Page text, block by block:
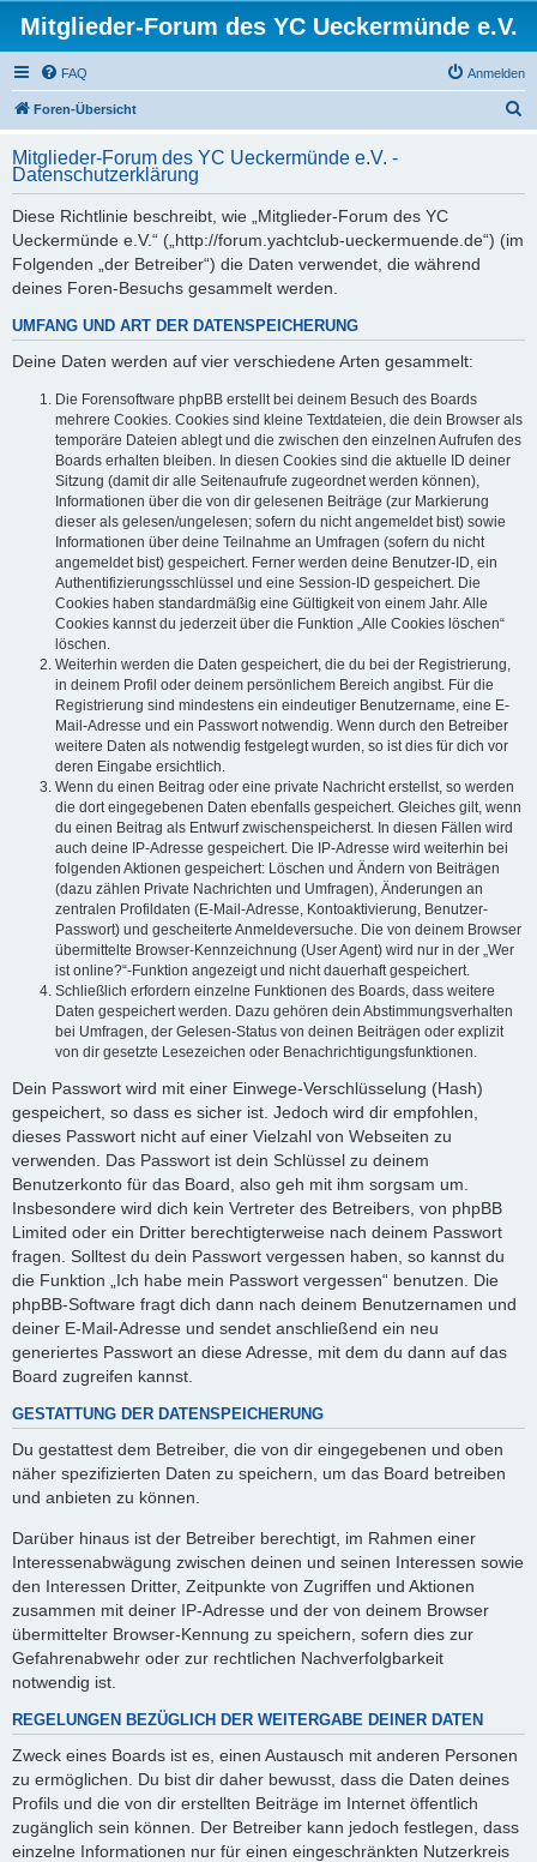
Mitglieder-Forum des YC Ueckermünde e.V.
FAQ Anmelden
Foren-Übersicht
h
Mitglieder-Forum des YC Ueckermünde e.V. -
Datenschutzerklärung
Diese Richtlinie beschreibt, wie „Mitglieder-Forum des YC
Ueckermünde e.V.“ („http://forum.yachtclub-ueckermuende.de“) (im
Folgenden „der Betreiber“) die Daten verwendet, die während
deines Foren-Besuchs gesammelt werden.
UMFANG UND ART DER DATENSPEICHERUNG
Deine Daten werden auf vier verschiedene Arten gesammelt:
Die Forensoftware phpBB erstellt bei deinem Besuch des Boards
mehrere Cookies. Cookies sind kleine Textdateien, die dein Browser als
temporäre Dateien ablegt und die zwischen den einzelnen Aufrufen des
Boards erhalten bleiben. In diesen Cookies sind die aktuelle ID deiner
Sitzung (damit dir alle Seitenaufrufe zugeordnet werden können),
Informationen über die von dir gelesenen Beiträge (zur Markierung
dieser als gelesen/ungelesen; sofern du nicht angemeldet bist) sowie
Informationen über deine Teilnahme an Umfragen (sofern du nicht
angemeldet bist) gespeichert. Ferner werden deine Benutzer-ID, ein
Authentifizierungsschlüssel und eine Session-ID gespeichert. Die
Cookies haben standardmäßig eine Gültigkeit von einem Jahr. Alle
Cookies kannst du jederzeit über die Funktion „Alle Cookies löschen“
löschen.
Weiterhin werden die Daten gespeichert, die du bei der Registrierung,
in deinem Profil oder deinem persönlichem Bereich angibst. Für die
Registrierung sind mindestens ein eindeutiger Benutzername, eine E-
Mail-Adresse und ein Passwort notwendig. Wenn durch den Betreiber
weitere Daten als notwendig festgelegt wurden, so ist dies für dich vor
deren Eingabe ersichtlich.
Wenn du einen Beitrag oder eine private Nachricht erstellst, so werden
die dort eingegebenen Daten ebenfalls gespeichert. Gleiches gilt, wenn
du einen Beitrag als Entwurf zwischenspeicherst. In diesen Fällen wird
auch deine IP-Adresse gespeichert. Die IP-Adresse wird weiterhin bei
folgenden Aktionen gespeichert: Löschen und Ändern von Beiträgen
(dazu zählen Private Nachrichten und Umfragen), Änderungen an
zentralen Profildaten (E-Mail-Adresse, Kontoaktivierung, Benutzer-
Passwort) und gescheiterte Anmeldeversuche. Die von deinem Browser
übermittelte Browser-Kennzeichnung (User Agent) wird nur in der „Wer
ist online?“-Funktion angezeigt und nicht dauerhaft gespeichert.
Schließlich erfordern einzelne Funktionen des Boards, dass weitere
Daten gespeichert werden. Dazu gehören dein Abstimmungsverhalten
bei Umfragen, der Gelesen-Status von deinen Beiträgen oder explizit
von dir gesetzte Lesezeichen oder Benachrichtigungsfunktionen.
Dein Passwort wird mit einer Einwege-Verschlüsselung (Hash)
gespeichert, so dass es sicher ist. Jedoch wird dir empfohlen,
dieses Passwort nicht auf einer Vielzahl von Webseiten zu
verwenden. Das Passwort ist dein Schlüssel zu deinem
Benutzerkonto für das Board, also geh mit ihm sorgsam um.
Insbesondere wird dich kein Vertreter des Betreibers, von phpBB
Limited oder ein Dritter berechtigterweise nach deinem Passwort
fragen. Solltest du dein Passwort vergessen haben, so kannst du
die Funktion „Ich habe mein Passwort vergessen“ benutzen. Die
phpBB-Software fragt dich dann nach deinem Benutzernamen und
deiner E-Mail-Adresse und sendet anschließend ein neu
generiertes Passwort an diese Adresse, mit dem du dann auf das
Board zugreifen kannst.
GESTATTUNG DER DATENSPEICHERUNG
Du gestattest dem Betreiber, die von dir eingegebenen und oben
näher spezifizierten Daten zu speichern, um das Board betreiben
und anbieten zu können.
Darüber hinaus ist der Betreiber berechtigt, im Rahmen einer
Interessenabwägung zwischen deinen und seinen Interessen sowie
den Interessen Dritter, Zeitpunkte von Zugriffen und Aktionen
zusammen mit deiner IP-Adresse und der von deinem Browser
übermittelter Browser-Kennung zu speichern, sofern dies zur
Gefahrenabwehr oder zur rechtlichen Nachverfolgbarkeit
notwendig ist.
REGELUNGEN BEZÜGLICH DER WEITERGABE DEINER DATEN
Zweck eines Boards ist es, einen Austausch mit anderen Personen
zu ermöglichen. Du bist dir daher bewusst, dass die Daten deines
Profils und die von dir erstellten Beiträge im Internet öffentlich
zugänglich sein können. Der Betreiber kann jedoch festlegen, dass
einzelne Informationen nur für einen eingeschränkten Nutzerkreis